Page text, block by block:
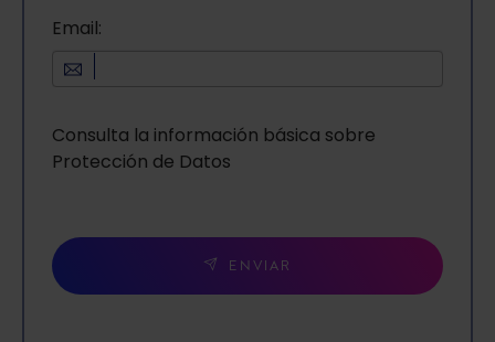
Email:
Consulta la información básica sobre
Protección de Datos
ENVIAR